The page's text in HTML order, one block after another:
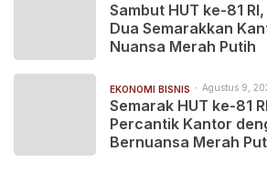
Sambut HUT ke-81
Dua Semarakkan
Nuansa Merah Putih
EKONOMI BISNIS Agustus 9,
Semarak HUT ke-81
Percantik Kantor
Bernuansa Merah